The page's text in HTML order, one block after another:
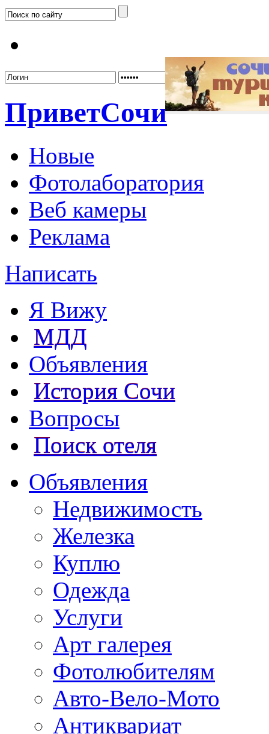
ПриветСочи
Новые
Фотолаборатория
Веб камеры
Реклама
Написать
Я Вижу
МДД
Объявления
История Сочи
Вопросы
Поиск отеля
Объявления
Недвижимость
Железка
Куплю
Одежда
Услуги
Арт галерея
Фотолюбителям
Авто-Вело-Мото
Антиквариат